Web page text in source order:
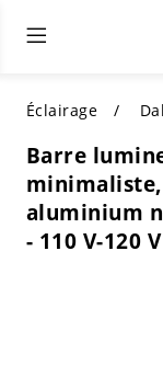
TOUS LES
MEILLEURS
ACHETEZ PAR
Acheter par
ACHETEZ PAR
Shop by Colors
TOUT
ACHETEZ PAR
ACHETEZ PAR
Éclairage
Barre
aluminium
- 110 V-120